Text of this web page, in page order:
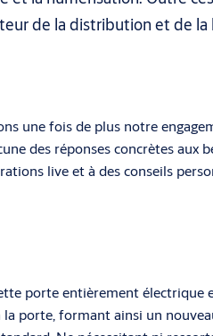
de la distribution et de
une fois de plus notre
des réponses concrètes aux
live et à des conseils
porte entièrement
porte, formant ainsi un